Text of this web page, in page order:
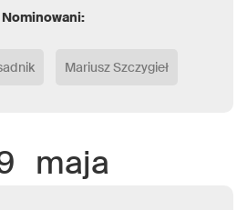
Nominowani:
Mariusz Szczygieł
maja